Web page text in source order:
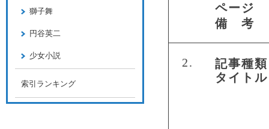
ページ
備 考
2.
記事種類
タイトル
獅子舞
円谷英二
少女小説
索引ランキング